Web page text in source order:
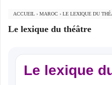
ACCUEIL › MAROC › LE LEXIQUE DU
Le lexique du théâtre
Le lexique